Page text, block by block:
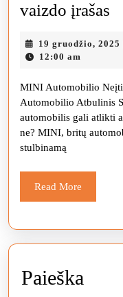
vaizdo įrašas
19 gruodžio, 2025
12:00 am
MINI Automobilio
Automobilio Atbulinis
automobilis gali atlikti
ne? MINI, britų
stulbinamą
Read More
More
Paieška